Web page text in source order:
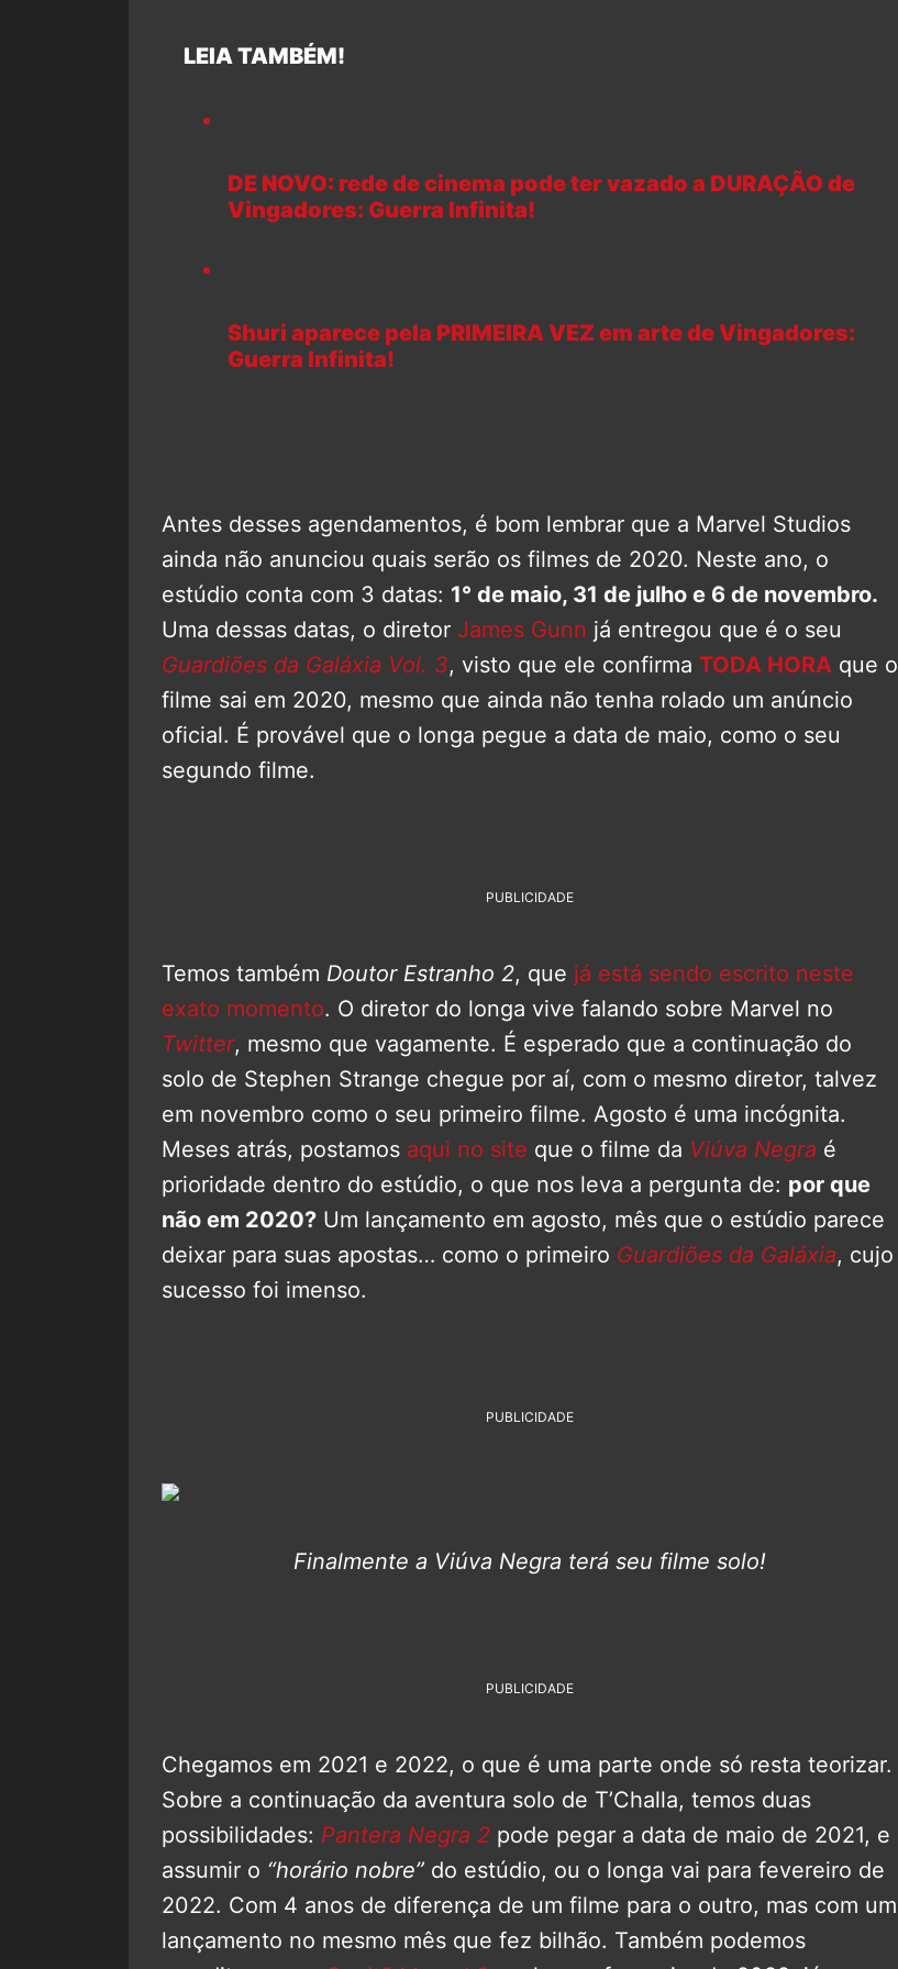
LEIA TAMBÉM!
DE NOVO: rede de cinema pode ter vazado a DURAÇÃO de
Vingadores: Guerra Infinita!
Shuri aparece pela PRIMEIRA VEZ em arte de Vingadores:
Guerra Infinita!
Antes desses agendamentos, é bom lembrar que a Marvel Studios
ainda não anunciou quais serão os filmes de 2020. Neste ano, o
estúdio conta com 3 datas: 1° de maio, 31 de julho e 6 de novembro.
Uma dessas datas, o diretor James Gunn já entregou que é o seu
Guardiões da Galáxia Vol. 3, visto que ele confirma TODA HORA que o
filme sai em 2020, mesmo que ainda não tenha rolado um anúncio
oficial. É provável que o longa pegue a data de maio, como o seu
segundo filme.
PUBLICIDADE
Temos também Doutor Estranho 2, que já está sendo escrito neste
exato momento. O diretor do longa vive falando sobre Marvel no
Twitter, mesmo que vagamente. É esperado que a continuação do
solo de Stephen Strange chegue por aí, com o mesmo diretor, talvez
em novembro como o seu primeiro filme. Agosto é uma incógnita.
Meses atrás, postamos aqui no site que o filme da Viúva Negra é
prioridade dentro do estúdio, o que nos leva a pergunta de: por que
não em 2020? Um lançamento em agosto, mês que o estúdio parece
deixar para suas apostas… como o primeiro Guardiões da Galáxia, cujo
sucesso foi imenso.
PUBLICIDADE
Finalmente a Viúva Negra terá seu filme solo!
PUBLICIDADE
Chegamos em 2021 e 2022, o que é uma parte onde só resta teorizar.
Sobre a continuação da aventura solo de T’Challa, temos duas
possibilidades: Pantera Negra 2 pode pegar a data de maio de 2021, e
assumir o “horário nobre” do estúdio, ou o longa vai para fevereiro de
2022. Com 4 anos de diferença de um filme para o outro, mas com um
lançamento no mesmo mês que fez bilhão. Também podemos